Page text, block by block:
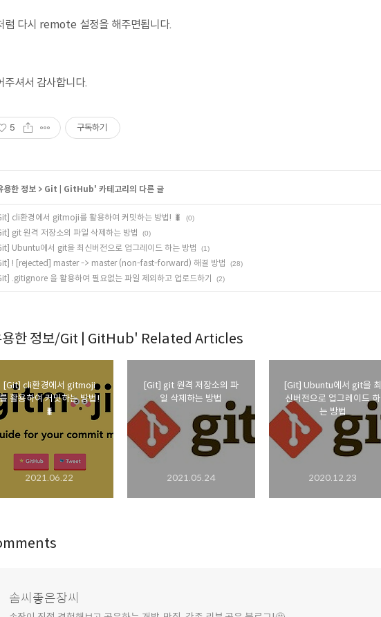
럼 다시 remote 설정을 해주면됩니다.
주셔서 감사합니다.
5 구독하기
용한 정보> Git | GitHub' 카테고리의 다른 글
cli환경에서 gitmoji를 활용하여 커밋하는 방법! 🐛 (0)
git 원격 저장소의 파일 삭제하는 방법 (0)
Ubuntu에서 git을 최신버전으로 업그레이드 하는 방법 (1)
! [rejected] master -> master (non-fast-forward) 해결 방법 (28)
.gitignore 을 활용하여 필요없는 파일 제외하고 업로드하기 (2)
한 정보/Git | GitHub' Related Articles
[Git] cli환경에서 gitmoji
활용하여 커밋하는 방법!
🐛
2021.06.22
[Git] git 원격 저장소의 파
일 삭제하는 방법
2021.05.24
[Git] Ubuntu에서 git을 최
신버전으로 업그레이드 하
는 방법
2020.12.23
솜씨좋은장씨